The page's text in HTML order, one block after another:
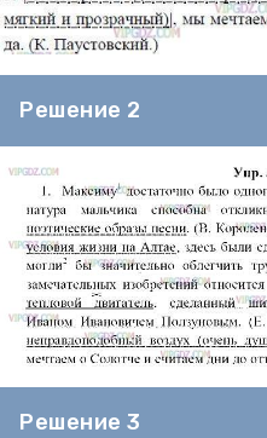
Решение 2
Решение 3